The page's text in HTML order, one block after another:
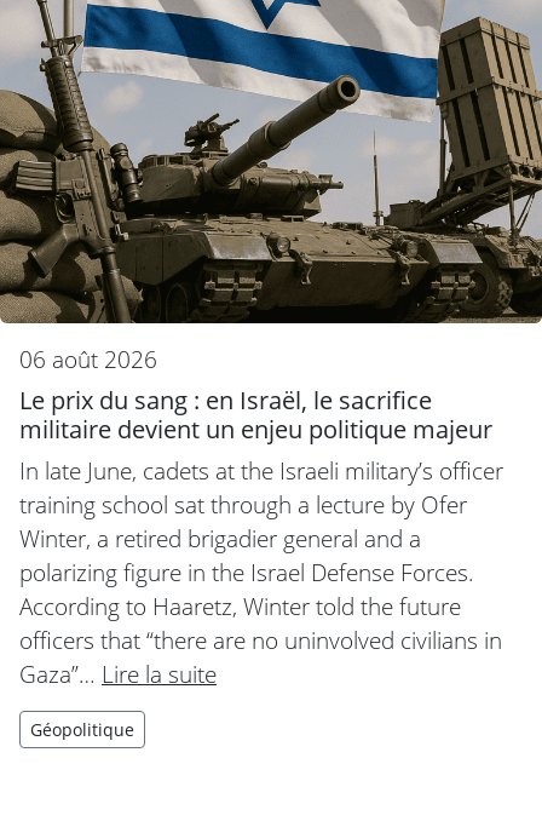
06 août 2026
Le prix du sang : en Israël, le sacrifice
militaire devient un enjeu politique majeur
In late June, cadets at the Israeli military’s officer
training school sat through a lecture by Ofer
Winter, a retired brigadier general and a
polarizing figure in the Israel Defense Forces.
According to Haaretz, Winter told the future
officers that “there are no uninvolved civilians in
Gaza”… Lire la suite
Géopolitique